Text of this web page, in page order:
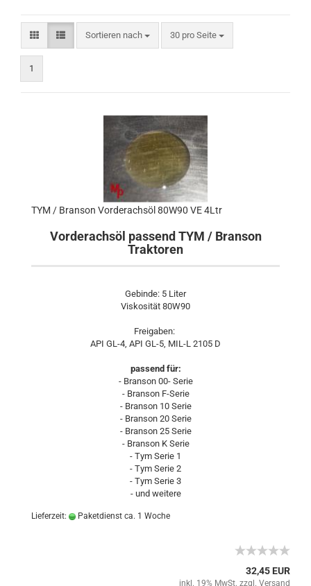
Sortieren nach 30 pro Seite
1
TYM / Branson Vorderachsöl 80W90 VE 4Ltr
Vorderachsöl passend TYM / Branson
Traktoren
Gebinde: 5 Liter
Viskosität 80W90
Freigaben:
API GL-4, API GL-5, MIL-L 2105 D
passend für:
- Branson 00- Serie
- Branson F-Serie
- Branson 10 Serie
- Branson 20 Serie
- Branson 25 Serie
- Branson K Serie
- Tym Serie 1
- Tym Serie 2
- Tym Serie 3
- und weitere
Lieferzeit: Paketdienst ca. 1 Woche
32,45 EUR
inkl. 19% MwSt. zzgl. Versand